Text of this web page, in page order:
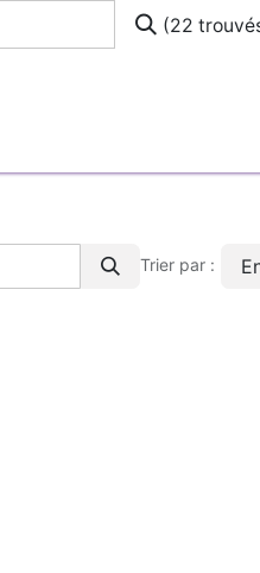
(22
Trier par :